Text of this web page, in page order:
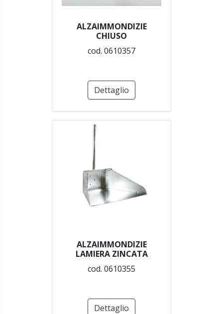
ALZAIMMONDIZIE
CHIUSO
cod. 0610357
Dettaglio
ALZAIMMONDIZIE
LAMIERA ZINCATA
cod. 0610355
Dettaglio